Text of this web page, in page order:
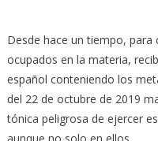
Desde hace un tiempo,
ocupados en la materia,
español conteniendo los
del 22 de octubre de 2019
tónica peligrosa de ejercer